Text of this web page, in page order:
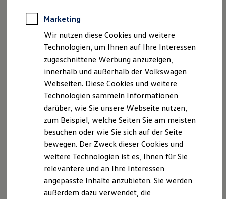
Rekuperation
Laden unterwegs
Laden Zuhause
Ladestationen finden
Ladezeitensimulator
Batterie
Sicherheit
Nachhaltigkeit
Technologie
Kosten und Kauf
Verbrauchskosten
Kaufoptionen
E-Auto-Förderung
Software und Konnektivität
Die ID. Software 6
ID. Software Versionen und Updates
Digitale Extras
Schnittstellen zu Ihrem ID.
Marketing
Wir nutzen diese Cookies und weitere
Technologien, um Ihnen auf Ihre Interessen
zugeschnittene Werbung anzuzeigen,
innerhalb und außerhalb der Volkswagen
Webseiten. Diese Cookies und weitere
Technologien sammeln Informationen
darüber, wie Sie unsere Webseite nutzen,
zum Beispiel, welche Seiten Sie am meisten
besuchen oder wie Sie sich auf der Seite
bewegen. Der Zweck dieser Cookies und
weitere Technologien ist es, Ihnen für Sie
relevantere und an Ihre Interessen
angepasste Inhalte anzubieten. Sie werden
außerdem dazu verwendet, die